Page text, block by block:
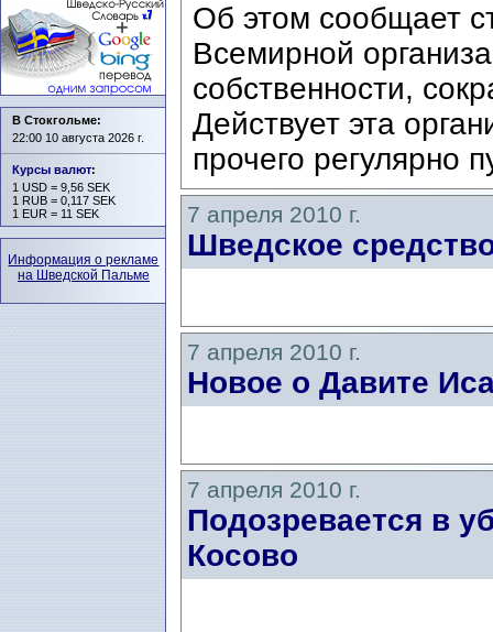
Об этом сообщает
Всемирной
собственности,
Действует эта
прочего регулярно
7 апреля 2010 г.
Шведское
7 апреля 2010 г.
Новое о Давите
7 апреля 2010 г.
Подозревается в
Косово
В Стокгольме:
22:00 10 августа 2026 г.
Курсы валют:
1 USD = 9,56 SEK
1 RUB = 0,117 SEK
1 EUR = 11 SEK
Информация о рекламе
на Шведской Пальме